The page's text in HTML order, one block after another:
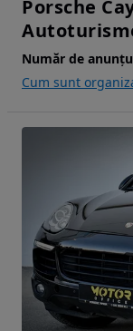
Porsche
Număr de
Cum sunt